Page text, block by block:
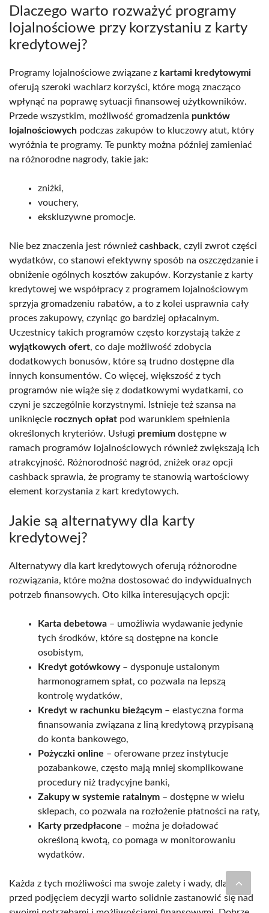
Dlaczego warto rozważyć programy
lojalnościowe przy korzystaniu z karty
kredytowej?
Programy lojalnościowe związane z kartami kredytowymi
oferują szeroki wachlarz korzyści, które mogą znacząco
wpłynąć na poprawę sytuacji finansowej użytkowników.
Przede wszystkim, możliwość gromadzenia punktów
lojalnościowych podczas zakupów to kluczowy atut, który
wyróżnia te programy. Te punkty można później zamieniać
na różnorodne nagrody, takie jak:
zniżki,
vouchery,
ekskluzywne promocje.
Nie bez znaczenia jest również cashback, czyli zwrot części
wydatków, co stanowi efektywny sposób na oszczędzanie i
obniżenie ogólnych kosztów zakupów. Korzystanie z karty
kredytowej we współpracy z programem lojalnościowym
sprzyja gromadzeniu rabatów, a to z kolei usprawnia cały
proces zakupowy, czyniąc go bardziej opłacalnym.
Uczestnicy takich programów często korzystają także z
wyjątkowych ofert, co daje możliwość zdobycia
dodatkowych bonusów, które są trudno dostępne dla
innych konsumentów. Co więcej, większość z tych
programów nie wiąże się z dodatkowymi wydatkami, co
czyni je szczególnie korzystnymi. Istnieje też szansa na
uniknięcie rocznych opłat pod warunkiem spełnienia
określonych kryteriów. Usługi premium dostępne w
ramach programów lojalnościowych również zwiększają ich
atrakcyjność. Różnorodność nagród, zniżek oraz opcji
cashback sprawia, że programy te stanowią wartościowy
element korzystania z kart kredytowych.
Jakie są alternatywy dla karty
kredytowej?
Alternatywy dla kart kredytowych oferują różnorodne
rozwiązania, które można dostosować do indywidualnych
potrzeb finansowych. Oto kilka interesujących opcji:
Karta debetowa – umożliwia wydawanie jedynie
tych środków, które są dostępne na koncie
osobistym,
Kredyt gotówkowy– dysponuje ustalonym
harmonogramem spłat, co pozwala na lepszą
kontrolę wydatków,
Kredyt w rachunku bieżącym – elastyczna forma
finansowania związana z liną kredytową przypisaną
do konta bankowego,
Pożyczki online – oferowane przez instytucje
pozabankowe, często mają mniej skomplikowane
procedury niż tradycyjne banki,
Zakupy w systemie ratalnym – dostępne w wielu
sklepach, co pozwala na rozłożenie płatności na raty,
Karty przedpłacone – można je doładować
określoną kwotą, co pomaga w monitorowaniu
wydatków.
Każda z tych możliwości ma swoje zalety i wady, dlatego
przed podjęciem decyzji warto solidnie zastanowić się nad